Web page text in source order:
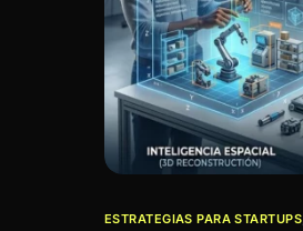
ESTRATEGIAS PARA STARTUPS